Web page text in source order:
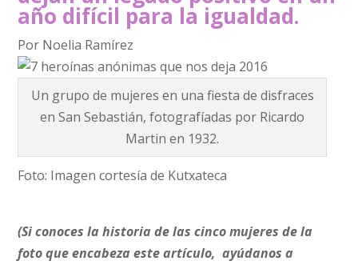
año difícil para la igualdad.
Por Noelia Ramírez
Un grupo de mujeres en una fiesta de disfraces
en San Sebastián, fotografíadas por Ricardo
Martin en 1932.
Foto: Imagen cortesía de Kutxateca
(Si conoces la historia de las cinco mujeres de la
foto que encabeza este artículo, ayúdanos a